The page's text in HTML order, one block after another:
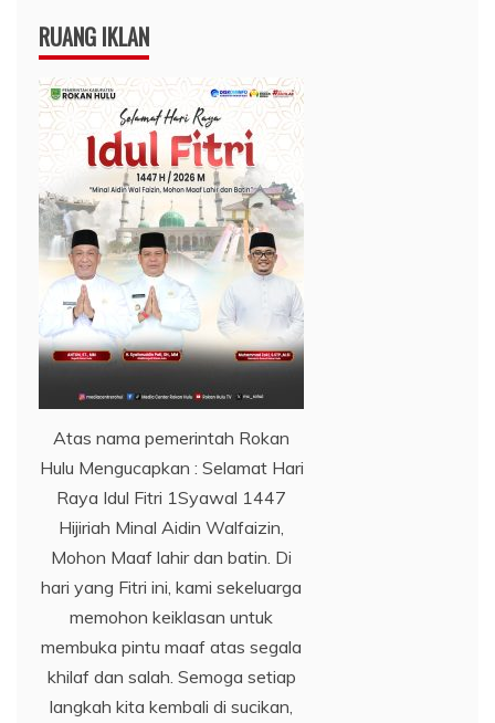
RUANG IKLAN
Atas nama pemerintah Rokan
Hulu Mengucapkan : Selamat Hari
Raya Idul Fitri 1Syawal 1447
Hijiriah Minal Aidin Walfaizin,
Mohon Maaf lahir dan batin. Di
hari yang Fitri ini, kami sekeluarga
memohon keiklasan untuk
membuka pintu maaf atas segala
khilaf dan salah. Semoga setiap
langkah kita kembali di sucikan,